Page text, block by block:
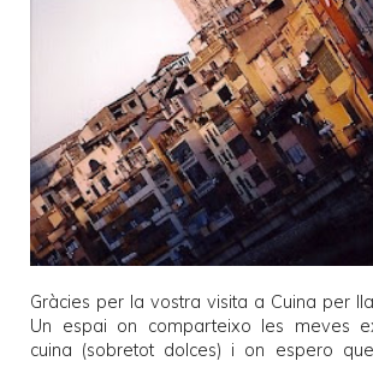
Gràcies per la vostra visita a Cuina per
Un espai on comparteixo les meves
cuina (sobretot dolces) i on espero